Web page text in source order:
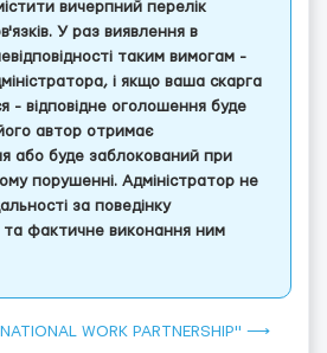
вичерпний перелік
У раз виявлення в
таким вимогам -
і якщо ваша скарга
- відповідне оголошення буде
автор отримає
або буде заблокований при
порушенні. Адміністратор не
за поведінку
фактичне виконання ним
WORK PARTNERSHIP" ⟶